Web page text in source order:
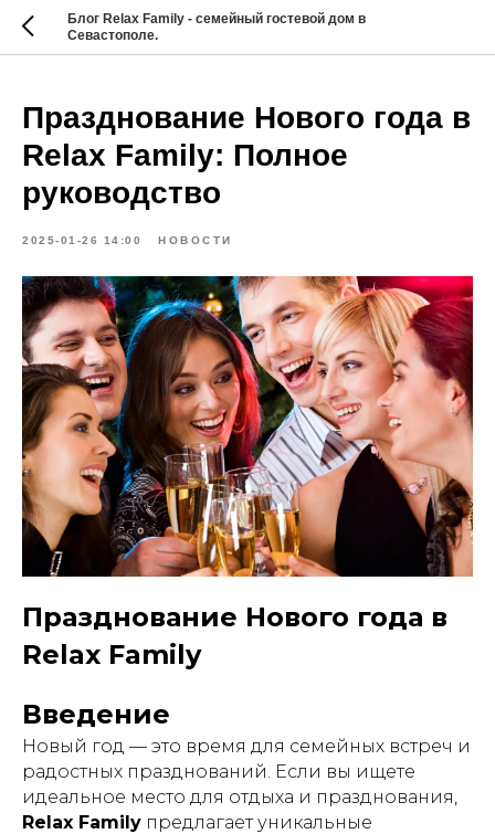
Блог Relax Family - семейный гостевой дом в
Севастополе.
Празднование Нового года в
Relax Family: Полное
руководство
2025-01-26 14:00 НОВОСТИ
Празднование Нового года в
Relax Family
Введение
Новый год — это время для семейных встреч и
радостных празднований. Если вы ищете
идеальное место для отдыха и празднования,
Relax Family предлагает уникальные